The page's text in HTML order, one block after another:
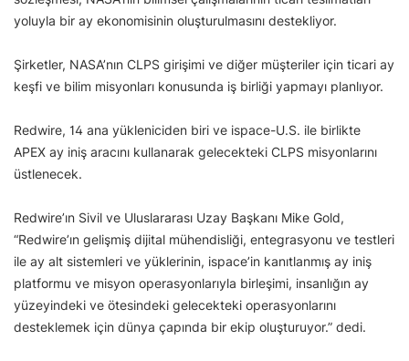
yoluyla bir ay ekonomisinin oluşturulmasını destekliyor.
Şirketler, NASA’nın CLPS girişimi ve diğer müşteriler için ticari ay
keşfi ve bilim misyonları konusunda iş birliği yapmayı planlıyor.
Redwire, 14 ana yükleniciden biri ve ispace-U.S. ile birlikte
APEX ay iniş aracını kullanarak gelecekteki CLPS misyonlarını
üstlenecek.
Redwire’ın Sivil ve Uluslararası Uzay Başkanı Mike Gold,
“Redwire’ın gelişmiş dijital mühendisliği, entegrasyonu ve testleri
ile ay alt sistemleri ve yüklerinin, ispace’in kanıtlanmış ay iniş
platformu ve misyon operasyonlarıyla birleşimi, insanlığın ay
yüzeyindeki ve ötesindeki gelecekteki operasyonlarını
desteklemek için dünya çapında bir ekip oluşturuyor.” dedi.